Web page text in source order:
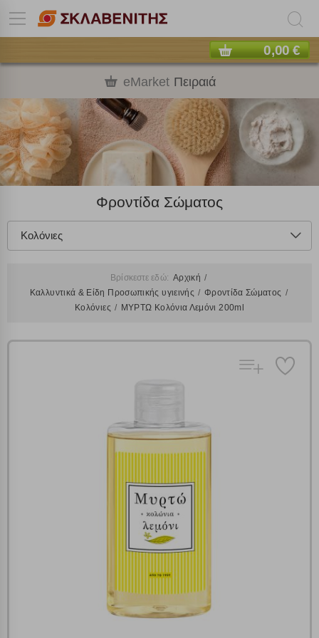
0,00 €
eMarket Πειραιά
Φροντίδα Σώματος
Κολόνιες
Βρίσκεστε εδώ: Αρχική
Καλλυντικά & Είδη Προσωπικής υγιεινής
Φροντίδα Σώματος
Κολόνιες
ΜΥΡΤΩ Κολόνια Λεμόνι 200ml
Πολλαπλή αναζήτηση